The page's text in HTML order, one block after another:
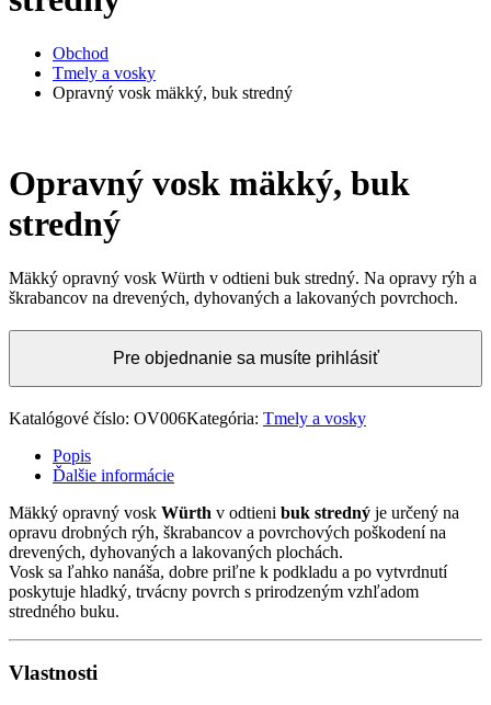
Obchod
Tmely a vosky
Opravný vosk mäkký, buk stredný
Opravný vosk mäkký, buk
stredný
Mäkký opravný vosk Würth v odtieni buk stredný. Na opravy rýh a
škrabancov na drevených, dyhovaných a lakovaných povrchoch.
Pre objednanie sa musíte prihlásiť
Katalógové číslo: OV006Kategória: Tmely a vosky
Popis
Ďalšie informácie
Mäkký opravný vosk Würth v odtieni buk stredný je určený na
opravu drobných rýh, škrabancov a povrchových poškodení na
drevených, dyhovaných a lakovaných plochách.
Vosk sa ľahko nanáša, dobre priľne k podkladu a po vytvrdnutí
poskytuje hladký, trvácny povrch s prirodzeným vzhľadom
stredného buku.
Vlastnosti